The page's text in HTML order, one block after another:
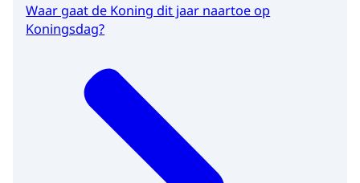
Waar gaat de Koning dit jaar naartoe op
Koningsdag?